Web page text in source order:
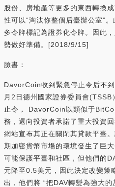
股份、房地產等更多的東西轉換
性可以“淘汰你整個后臺辦公室”
多令牌標記為證券化令牌。因此
勢做好準備。[2018/9/15]
臉書：
DavorCoin收到緊急停止令后不
月2日德州國家證券委員會
止令， DavorCoin以類似于
務，還向投資者承諾了重大投資
網站宣布其正在關閉其貸款平臺
期加密貨幣市場的環境發生了巨
可能保護平臺和社區，但他們的
元降至0.5美元，因此決定改變策
出，他們將 “把DAV轉變為強大